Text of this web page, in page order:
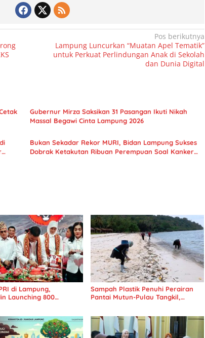
Pos berikutnya
Lampung Luncurkan “Muatan Apel Tematik”
untuk Perkuat Perlindungan Anak di Sekolah
dan Dunia Digital
Gubernur Mirza Saksikan 31 Pasangan Ikuti Nikah
Massal Begawi Cinta Lampung 2026
Bukan Sekadar Rekor MURI, Bidan Lampung Sukses
Dobrak Ketakutan Ribuan Perempuan Soal Kanker
di Lampung,
Launching 800
Sampah Plastik Penuhi Perairan
Pantai Mutun-Pulau Tangkil,